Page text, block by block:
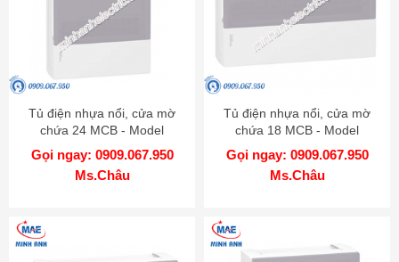
Tủ điện nhựa nổi, cửa mờ
chứa 24 MCB - Model
MIP12212T
Gọi ngay: 0909.067.950
Ms.Châu
Tủ điện nhựa nổi, cửa mờ
chứa 18 MCB - Model
MIP12118T
Gọi ngay: 0909.067.950
Ms.Châu